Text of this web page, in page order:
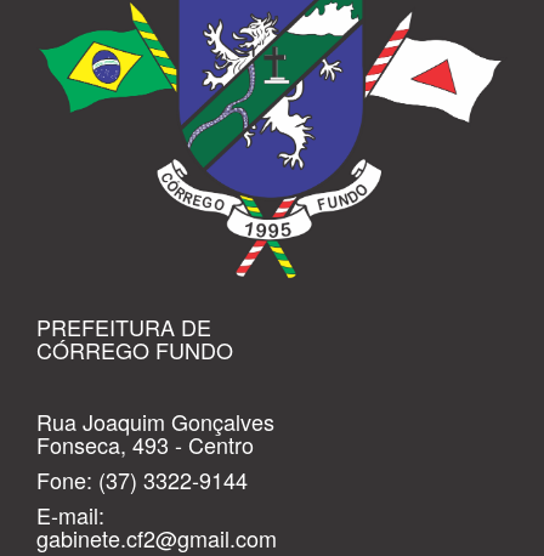
PREFEITURA DE
CÓRREGO FUNDO
Rua Joaquim Gonçalves
Fonseca, 493 - Centro
Fone: (37) 3322-9144
E-mail:
gabinete.cf2@gmail.com